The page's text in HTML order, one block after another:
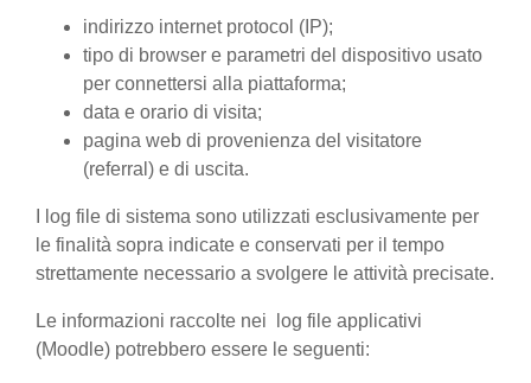
indirizzo internet protocol (IP);
tipo di browser e parametri del dispositivo usato
per connettersi alla piattaforma;
data e orario di visita;
pagina web di provenienza del visitatore
(referral) e di uscita.
I log file di sistema sono utilizzati esclusivamente per
le finalità sopra indicate e conservati per il tempo
strettamente necessario a svolgere le attività precisate.
Le informazioni raccolte nei log file applicativi
(Moodle) potrebbero essere le seguenti: